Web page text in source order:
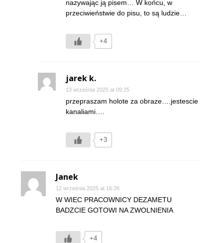
nazywając ją pisem… W końcu, w
przeciwieństwie do pisu, to są ludzie…
+4
jarek k.
13 września 2025 at 09:25
przepraszam holote za obraze….jestescie
kanaliami….
+3
Janek
12 września 2025 at 16:26
W WIEC PRACOWNICY DEZAMETU
BADZCIE GOTOWI NA ZWOLNIENIA
+4